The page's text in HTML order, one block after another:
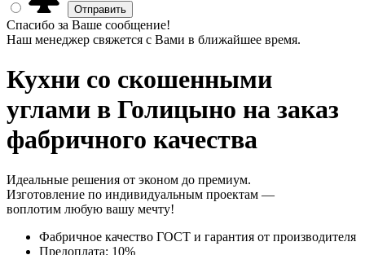
Спасибо за Ваше сообщение!
Наш менеджер свяжется с Вами в ближайшее время.
Кухни со скошенными
углами в Голицыно на заказ
фабричного качества
Идеальные решения от эконом до премиум.
Изготовление по индивидуальным проектам —
воплотим любую вашу мечту!
Фабричное качество ГОСТ и гарантия от производителя
Предоплата: 10%